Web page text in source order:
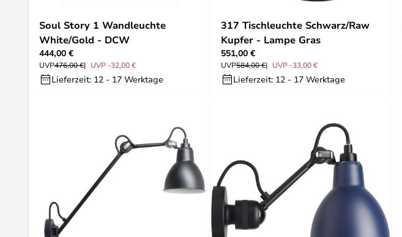
Soul Story 1 Wandleuchte
White/Gold - DCW
444,00 €
UVP476,00 € UVP -32,00 €
Lieferzeit: 12 - 17 Werktage
317 Tischleuchte Schwarz/Raw
Kupfer - Lampe Gras
551,00 €
UVP584,00 € UVP -33,00 €
Lieferzeit: 12 - 17 Werktage